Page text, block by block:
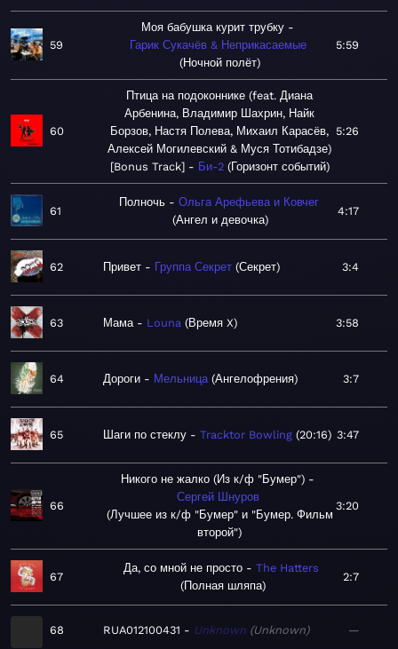
59
Моя бабушка курит трубку
Гарик Сукачёв & Неприкасаемые
Ночной полёт
5:59
60
Птица на подоконнике (feat. Диана
Арбенина, Владимир Шахрин, Найк
Борзов, Настя Полева, Михаил Карасёв,
Алексей Могилевский & Муся Тотибадзе)
[Bonus Track]
Би-2 Горизонт событий
5:26
61
Полночь
Ольга Арефьева и Ковчег
Ангел и девочка
4:17
62 Привет Группа Секрет Секрет 3:4
63 Мама Louna Время X 3:58
64 Дороги Мельница Ангелофрения 3:7
65 Шаги по стеклу Tracktor Bowling 20:16 3:47
66
Никого не жалко (Из к/ф "Бумер")
Сергей Шнуров
Лучшее из к/ф "Бумер" и "Бумер. Фильм
второй"
3:20
67
Да, со мной не просто
The Hatters
Полная шляпа
2:7
68 RUA012100431 Unknown Unknown —